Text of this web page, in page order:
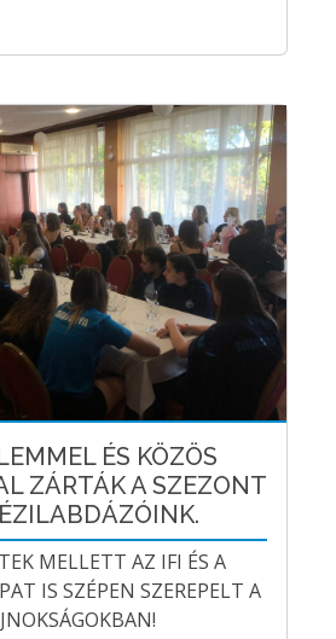
ÉS KÖZÖS
ZÁRTÁK A SZEZONT
MELLETT AZ IFI ÉS A
IS SZÉPEN SZEREPELT A